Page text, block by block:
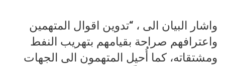
واشار البيان الى ، “تدوين اقوال المتهمين
واعترافهم صراحة بقيامهم بتهريب النفط
ومشتقاته، كما أُحيل المتهمون الى الجهات